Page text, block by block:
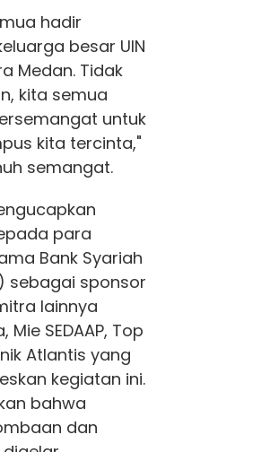
hadir
besar UIN
Medan. Tidak
kita semua
untuk
kita tercinta,"
semangat.
para
Bank Syariah
sebagai sponsor
lainnya
SEDAAP, Top
Atlantis yang
kegiatan ini.
bahwa
dan